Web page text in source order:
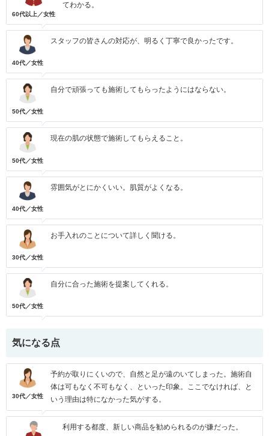
60代以上／女性
てわかる。
40代／女性
スタッフの皆さんの対応が、明るく丁寧で良かったです。
50代／女性
自分で頑張っても施術してもらったようにはならない。
50代／女性
現在の肌の状態で施術してもらえること。
40代／女性
雰囲気がとにかくいい。肌質がよくなる。
30代／女性
お手入れのことについて詳しく聞ける。
50代／女性
自分に合った施術を提案してくれる。
気になる点
30代／女性
予約が取りにくいので、自然と足が遠のいてしまった。施術自
体は可もなく不可もなく、といった印象。ここでなければ、と
いう理由は特になかった気がする。
利用する都度、新しい商品を勧められるのが嫌だった。